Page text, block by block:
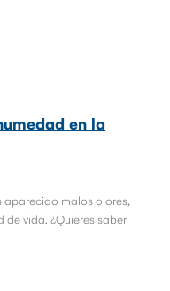
en la
aparecido malos olores,
vida. ¿Quieres saber